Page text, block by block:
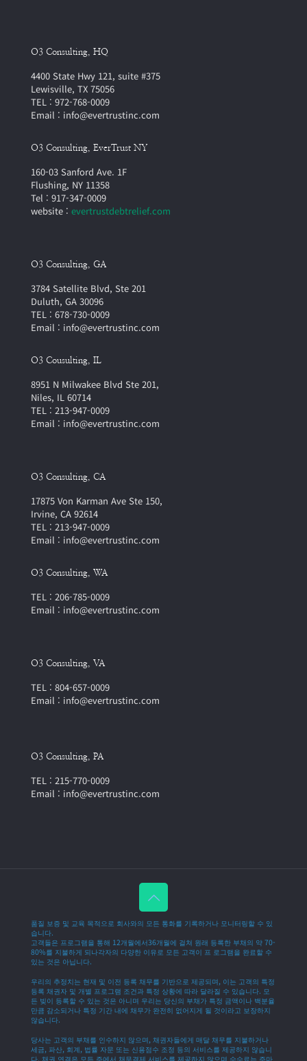
O3 Consulting, HQ
4400 State Hwy 121, suite #375
Lewisville, TX 75056
TEL : 972-768-0009
Email : info@evertrustinc.com
O3 Consulting, EverTrust NY
160-03 Sanford Ave. 1F
Flushing, NY 11358
Tel : 917-347-0009
website : evertrustdebtrelief.com
O3 Consulting, GA
3784 Satellite Blvd, Ste 201
Duluth, GA 30096
TEL : 678-730-0009
Email : info@evertrustinc.com
O3 Cousulting, IL
8951 N Milwakee Blvd Ste 201,
Niles, IL 60714
TEL : 213-947-0009
Email : info@evertrustinc.com
O3 Consulting, CA
17875 Von Karman Ave Ste 150,
Irvine, CA 92614
TEL : 213-947-0009
Email : info@evertrustinc.com
O3 Consulting, WA
TEL : 206-785-0009
Email : info@evertrustinc.com
O3 Consulting, VA
TEL : 804-657-0009
Email : info@evertrustinc.com
O3 Consulting, PA
TEL : 215-770-0009
Email : info@evertrustinc.com
품질 보증 및 교육 목적으로 회사와의 모든 통화를 기록하거나 모니터링할 수 있
습니다.
고객들은 프로그램을 통해 12개월에서36개월에 걸쳐 원래 등록한 부채의 약 70-
80%를 지불하게 되나각자의 다양한 이유로 모든 고객이 프 로그램을 완료할 수
있는 것은 아닙니다.
우리의 추정치는 현재 및 이전 등록 채무를 기반으로 제공되며, 이는 고객의 특정
등록 채권자 및 개별 프로그램 조건과 특정 상황에 따라 달라질 수 있습니다. 모
든 빚이 등록할 수 있는 것은 아니며 우리는 당신의 부채가 특정 금액이나 백분율
만큼 감소되거나 특정 기간 내에 채무가 완전히 없어지게 될 것이라고 보장하지
않습니다.
당사는 고객의 부채를 인수하지 않으며, 채권자들에게 매달 채무를 지불하거나
세금, 파산, 회계, 법률 자문 또는 신용점수 조정 등의 서비스를 제공하지 않습니
다. 채권 연결은 모든 주에서 채무결제 서비스를 제공하지 않으며 수수료는 주마